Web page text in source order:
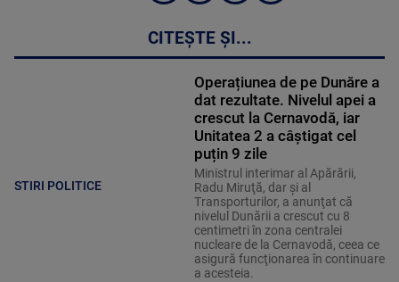
CITEȘTE ȘI...
STIRI POLITICE
Operațiunea de pe Dunăre a
dat rezultate. Nivelul apei a
crescut la Cernavodă, iar
Unitatea 2 a câștigat cel
puțin 9 zile
Ministrul interimar al Apărării,
Radu Miruţă, dar şi al
Transporturilor, a anunţat că
nivelul Dunării a crescut cu 8
centimetri în zona centralei
nucleare de la Cernavodă, ceea ce
asigură funcţionarea în continuare
a acesteia.